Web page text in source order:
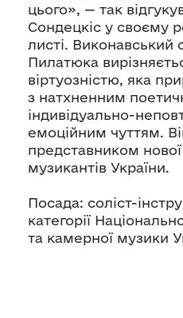
цього», — так
Сондецкіс у своєму
листі. Виконавський
Пилатюка
віртуозністю, яка
з натхненним
індивідуально-
емоційним чуттям.
представником нової
музикантів України.
Посада: соліст-
категорії
та камерної музики